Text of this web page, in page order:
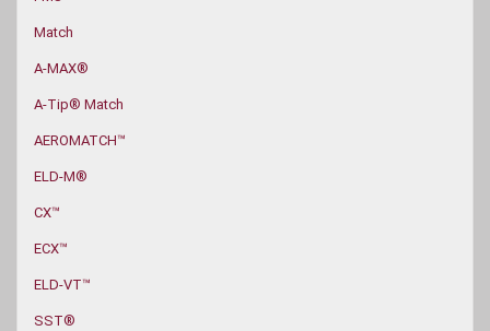
Match
A-MAX®
A-Tip® Match
AEROMATCH™
ELD-M®
CX™
ECX™
ELD‑VT™
SST®